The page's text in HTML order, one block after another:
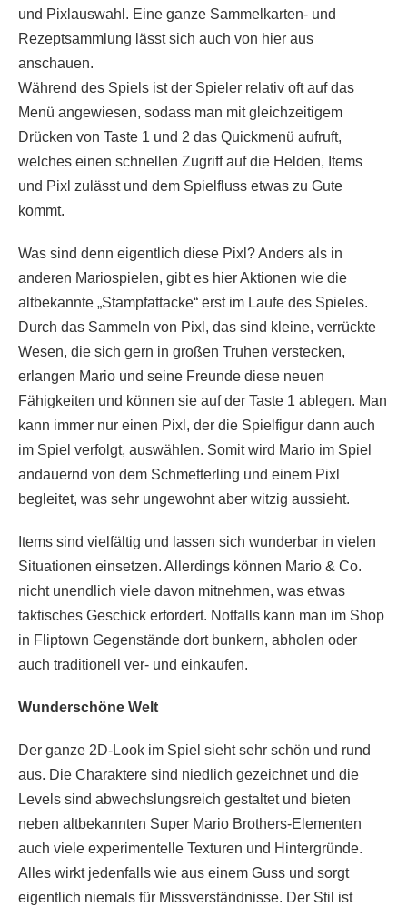
und Pixlauswahl. Eine ganze Sammelkarten- und
Rezeptsammlung lässt sich auch von hier aus
anschauen.
Während des Spiels ist der Spieler relativ oft auf das
Menü angewiesen, sodass man mit gleichzeitigem
Drücken von Taste 1 und 2 das Quickmenü aufruft,
welches einen schnellen Zugriff auf die Helden, Items
und Pixl zulässt und dem Spielfluss etwas zu Gute
kommt.
Was sind denn eigentlich diese Pixl? Anders als in
anderen Mariospielen, gibt es hier Aktionen wie die
altbekannte „Stampfattacke“ erst im Laufe des Spieles.
Durch das Sammeln von Pixl, das sind kleine, verrückte
Wesen, die sich gern in großen Truhen verstecken,
erlangen Mario und seine Freunde diese neuen
Fähigkeiten und können sie auf der Taste 1 ablegen. Man
kann immer nur einen Pixl, der die Spielfigur dann auch
im Spiel verfolgt, auswählen. Somit wird Mario im Spiel
andauernd von dem Schmetterling und einem Pixl
begleitet, was sehr ungewohnt aber witzig aussieht.
Items sind vielfältig und lassen sich wunderbar in vielen
Situationen einsetzen. Allerdings können Mario & Co.
nicht unendlich viele davon mitnehmen, was etwas
taktisches Geschick erfordert. Notfalls kann man im Shop
in Fliptown Gegenstände dort bunkern, abholen oder
auch traditionell ver- und einkaufen.
Wunderschöne Welt
Der ganze 2D-Look im Spiel sieht sehr schön und rund
aus. Die Charaktere sind niedlich gezeichnet und die
Levels sind abwechslungsreich gestaltet und bieten
neben altbekannten Super Mario Brothers-Elementen
auch viele experimentelle Texturen und Hintergründe.
Alles wirkt jedenfalls wie aus einem Guss und sorgt
eigentlich niemals für Missverständnisse. Der Stil ist